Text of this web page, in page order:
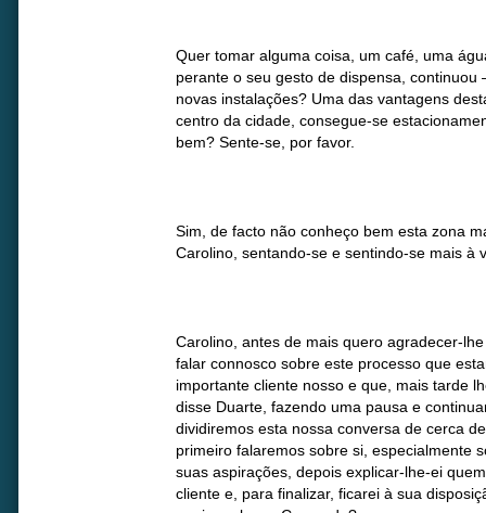
Quer tomar alguma coisa, um café, uma
perante o seu gesto de dispensa, continuou
novas instalações? Uma das vantagens
centro da cidade, consegue-se
bem? Sente-se, por favor.
Sim, de facto não conheço bem esta zona
Carolino, sentando-se e sentindo-se mais à
Carolino, antes de mais quero agradecer-
falar connosco sobre este processo que
importante cliente nosso e que, mais tarde
disse Duarte, fazendo uma pausa e
dividiremos esta nossa conversa de cerca
primeiro falaremos sobre si, especialmente
suas aspirações, depois explicar-lhe-ei
cliente e, para finalizar, ficarei à sua